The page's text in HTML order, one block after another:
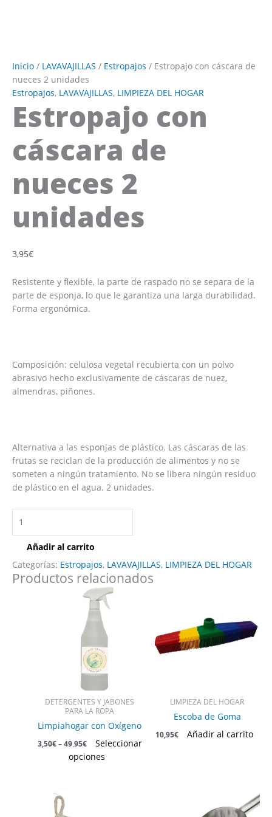
Inicio / LAVAVAJILLAS / Estropajos / Estropajo con cáscara de
nueces 2 unidades
Estropajos, LAVAVAJILLAS, LIMPIEZA DEL HOGAR
Estropajo con
cáscara de
nueces 2
unidades
3,95€
Resistente y flexible, la parte de raspado no se separa de la
parte de esponja, lo que le garantiza una larga durabilidad.
Forma ergonómica.
Composición: celulosa vegetal recubierta con un polvo
abrasivo hecho exclusivamente de cáscaras de nuez,
almendras, piñones.
Alternativa a las esponjas de plástico. Las cáscaras de las
frutas se reciclan de la producción de alimentos y no se
someten a ningún tratamiento. No se libera ningún residuo
de plástico en el agua. 2 unidades.
Añadir al carrito
Categorías: Estropajos, LAVAVAJILLAS, LIMPIEZA DEL HOGAR
Productos relacionados
DETERGENTES Y JABONES
PARA LA ROPA
Limpiahogar con Oxígeno
3,50€–49,95€
Seleccionar
opciones
Este
pueden
elegir
en
LIMPIEZA DEL HOGAR
Escoba de Goma
10,95€ Añadir al carrito